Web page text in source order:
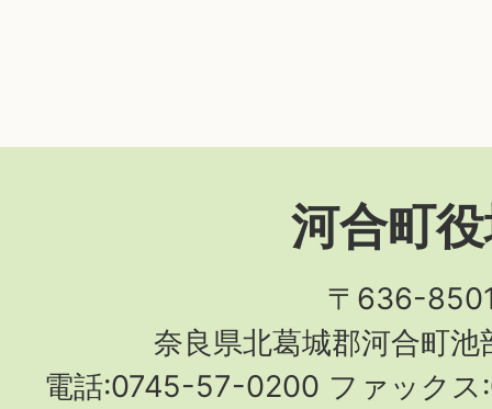
河合町
〒636-
奈良県北葛城郡河合町池
電話:0745-57-0200 ファック